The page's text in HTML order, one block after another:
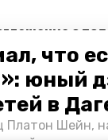
что
юный
в
Платон Шейн,
о